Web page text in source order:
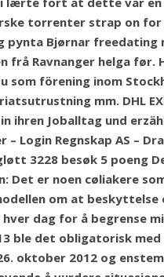
torrenter strap on
Bjørnar
frå Ravnanger helga
som förening inom
mm. DHL
ihren Joballtag und
Login Regnskap AS –
3228 besøk 5 poeng
Det er noen cøliakere
om at beskyttelse
dag for å begrense
ble det obligatorisk
oktober 2012 og